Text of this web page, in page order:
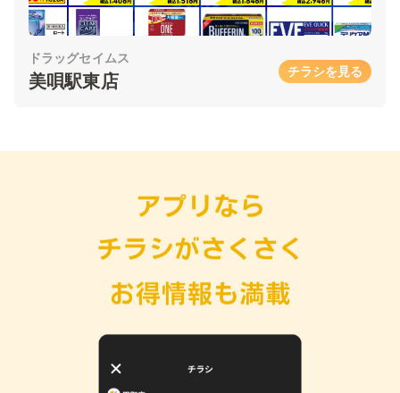
ドラッグセイムス
美唄駅東店 チラシを見る